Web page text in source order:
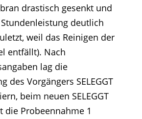
drastisch gesenkt und
deutlich
weil das Reinigen der
entfällt). Nach
lag die
des Vorgängers SELEGGT
beim neuen SELEGGT
die Probeennahme 1